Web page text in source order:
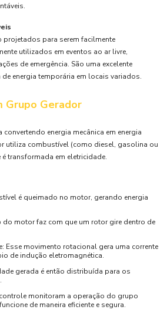
para serem facilmente
utilizados em eventos ao ar livre,
de emergência. São uma excelente
energia temporária em locais variados.
Grupo Gerador
energia mecânica em energia
utiliza combustível (como diesel, gasolina ou
transformada em eletricidade.
é queimado no motor, gerando energia
do motor faz com que um rotor gire dentro de
Esse movimento rotacional gera uma corrente
de indução eletromagnética.
gerada é então distribuída para os
monitoram a operação do grupo
de maneira eficiente e segura.